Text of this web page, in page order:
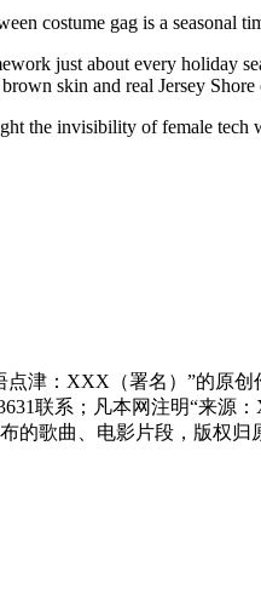
costume gag is a seasonal
just about every holiday
skin and real Jersey Shore
the invisibility of female
津：XXX（署名）”的原
联系；凡本网注明“来
歌曲、电影片段，版权